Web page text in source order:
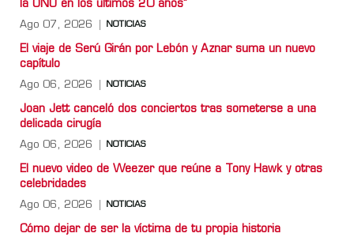
la ONU en los últimos 20 años”
Ago 07, 2026 NOTICIAS
El viaje de Serú Girán por Lebón y Aznar suma un nuevo
capítulo
Ago 06, 2026 NOTICIAS
Joan Jett canceló dos conciertos tras someterse a una
delicada cirugía
Ago 06, 2026 NOTICIAS
El nuevo video de Weezer que reúne a Tony Hawk y otras
celebridades
Ago 06, 2026 NOTICIAS
Cómo dejar de ser la víctima de tu propia historia